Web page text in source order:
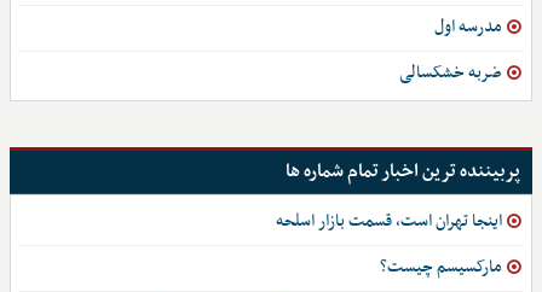
مدرسه اول
ضربه خشکسالی
پربیننده ترین اخبار تمام شماره ها
اینجا تهران است، قسمت بازار اسلحه
مارکسیسم چیست؟